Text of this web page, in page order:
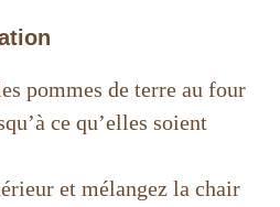
e
o
pommes de terre au four
ce qu’elles soient
et mélangez la chair